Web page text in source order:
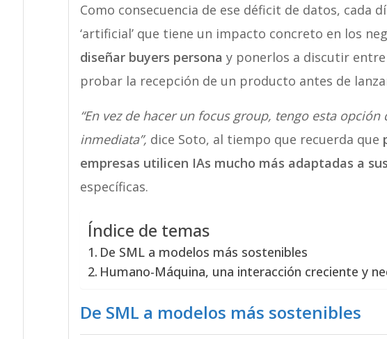
Como consecuencia de ese déficit de datos, cada
‘artificial’ que tiene un impacto concreto en los
diseñar buyers persona y ponerlos a discutir
probar la recepción de un producto antes de
“En vez de hacer un focus group, tengo esta
inmediata”, dice Soto, al tiempo que recuerda que
empresas utilicen IAs mucho más adaptadas a
específicas.
Índice de temas
De SML a modelos más sostenibles
Humano-Máquina, una interacción creciente y
De SML a modelos más sostenibles